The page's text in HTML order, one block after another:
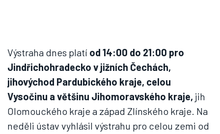
Výstraha dnes platí od 14:00 do 21:00 pro
Jindřichohradecko v jižních Čechách,
jihovýchod Pardubického kraje, celou
Vysočinu a většinu Jihomoravského kraje, jih
Olomouckého kraje a západ Zlínského kraje. Na
neděli ústav vyhlásil výstrahu pro celou zemi od